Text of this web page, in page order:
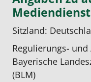
Sitzland:
Regulierungs-
Bayerische
(BLM)